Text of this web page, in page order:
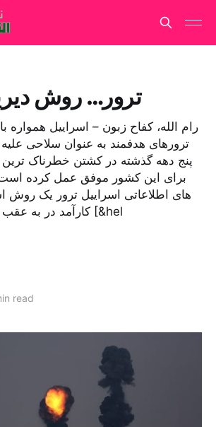
ترور… روش
رام الله، کفاح زبون – اسراییل همواره
ترورهای هدفمند به عنوان سلاحی
پنج دهه گذشته در کشتن خطرناک
برای این کشور موفق عمل کرده
های اطلاعاتی اسراییل ترور یک روش
کارآمد در به عقب راندن “دشمن” به [&hel
read